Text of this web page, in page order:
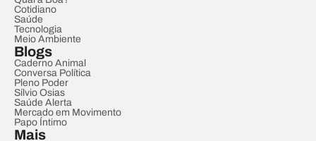
Cotidiano
Saúde
Tecnologia
Meio Ambiente
Blogs
Caderno Animal
Conversa Política
Pleno Poder
Sílvio Osias
Saúde Alerta
Mercado em Movimento
Papo Íntimo
Mais